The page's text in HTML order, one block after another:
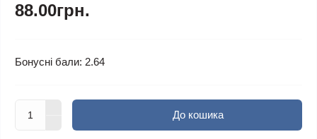
88.00грн.
Бонусні бали: 2.64
До кошика